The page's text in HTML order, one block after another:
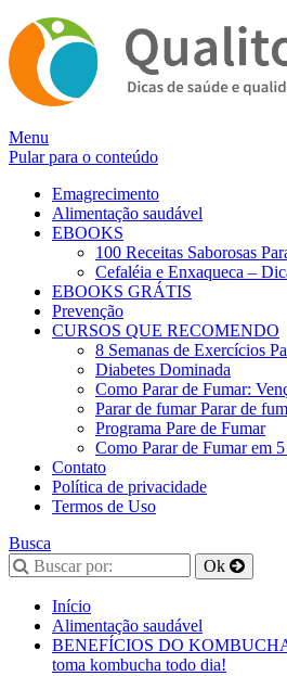
Alternar
navegação
Menu
Pular para o conteúdo
Emagrecimento
Alimentação saudável
EBOOKS
100 Receitas Saborosas
Cefaléia e Enxaqueca –
EBOOKS GRÁTIS
Prevenção
CURSOS QUE RECOMENDO
8 Semanas de Exercícios
Diabetes Dominada
Como Parar de Fumar:
Parar de fumar Parar de
Programa Pare de Fumar
Como Parar de Fumar em 5
Contato
Política de privacidade
Termos de Uso
Busca
Início
Alimentação saudável
BENEFÍCIOS DO KOMBUCHA
toma kombucha todo dia!